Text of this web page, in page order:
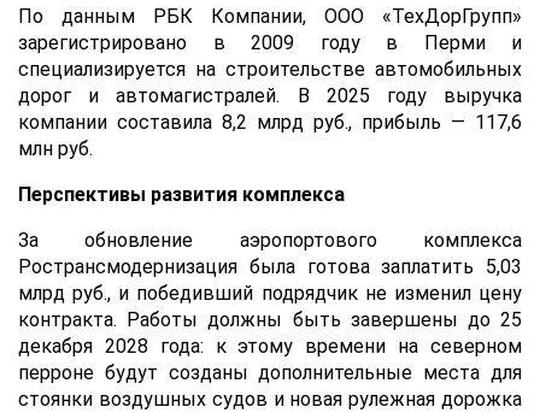
По данным РБК Компании, ООО «ТехДорГрупп»
зарегистрировано в 2009 году в Перми и
специализируется на строительстве автомобильных
дорог и автомагистралей. В 2025 году выручка
компании составила 8,2 млрд руб., прибыль — 117,6
млн руб.
Перспективы развития комплекса
За обновление аэропортового комплекса
Ространсмодернизация была готова заплатить 5,03
млрд руб., и победивший подрядчик не изменил цену
контракта. Работы должны быть завершены до 25
декабря 2028 года: к этому времени на северном
перроне будут созданы дополнительные места для
стоянки воздушных судов и новая рулежная дорожка